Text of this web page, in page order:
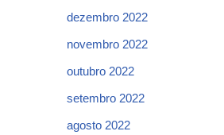
dezembro 2022
novembro 2022
outubro 2022
setembro 2022
agosto 2022